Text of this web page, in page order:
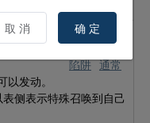
陷阱 通常
发动。
侧表示特殊召唤到自己
取 消 确 定